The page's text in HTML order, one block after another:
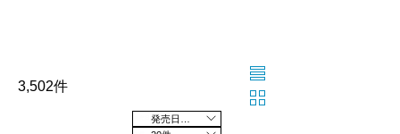
3,502件